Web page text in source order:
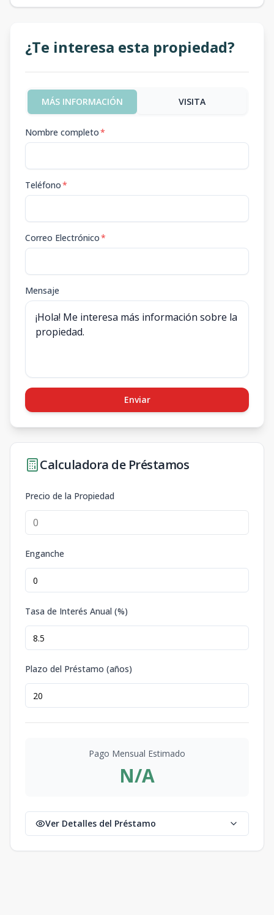
¿Te interesa esta propiedad?
MÁS INFORMACIÓN VISITA
Nombre completo*
Teléfono*
Correo Electrónico*
Mensaje
Enviar
Calculadora de Préstamos
Precio de la Propiedad
Enganche
Tasa de Interés Anual (%)
Plazo del Préstamo (años)
Pago Mensual Estimado
N/A
Ver Detalles del Préstamo